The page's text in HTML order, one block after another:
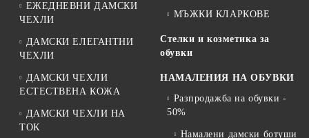
ЕЖЕДНЕВНИ ДАМСКИ
ЧЕХЛИ
ДАМСКИ ЕЛЕГАНТНИ
ЧЕХЛИ
ДАМСКИ ЧЕХЛИ
ЕСТЕСТВЕНА КОЖА
ДАМСКИ ЧЕХЛИ НА
ТОК
МЪЖКИ КЛАРКОВЕ
Стелки и козметика за
обувки
НАМАЛЕНИЯ НА ОБУВКИ
Разпродажба на обувки -
50%
Намалени дамски ботуши